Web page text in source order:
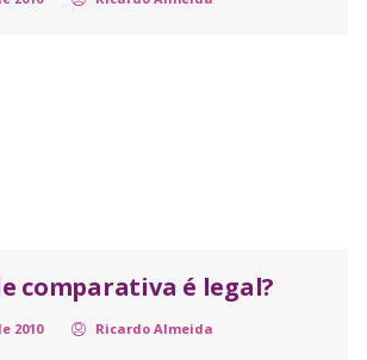
comparativa é legal?
2010 Ricardo Almeida